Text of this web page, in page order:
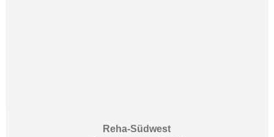
Reha-Südwest